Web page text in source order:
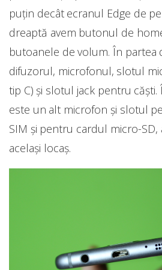
puțin decât ecranul Edge de
dreaptă avem butonul de
butoanele de volum. În partea
difuzorul, microfonul, slotul
tip C) și slotul jack pentru
este un alt microfon și slotul
SIM și pentru cardul micro-
același locaș.